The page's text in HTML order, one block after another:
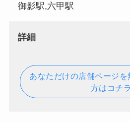
御影駅,六甲駅
詳細
あなただけの店舗ページ
方はコチラ